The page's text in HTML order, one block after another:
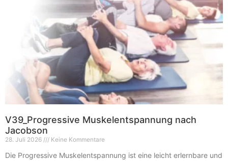
V39_Progressive Muskelentspannung nach
Jacobson
28. Juli 2026 Keine Kommentare
Die Progressive Muskelentspannung ist eine leicht erlernbare und